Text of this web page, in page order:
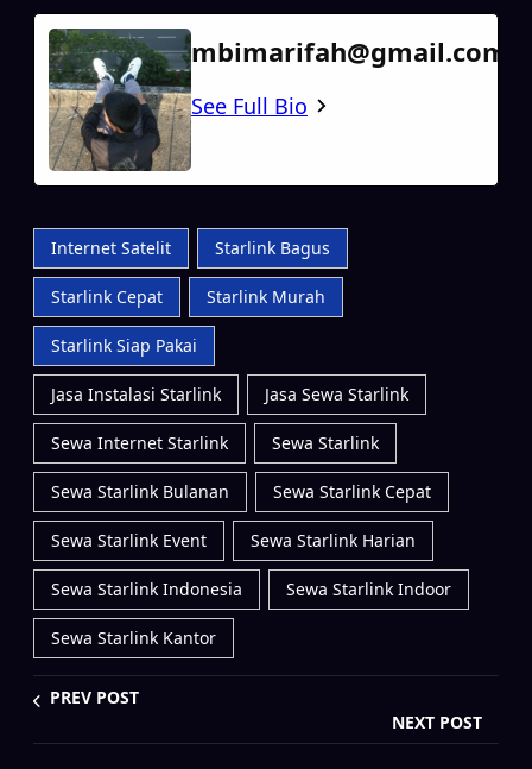
mbimarifah@gmail.com
See Full Bio
Internet Satelit Starlink Bagus
Starlink Cepat Starlink Murah
Starlink Siap Pakai
Jasa Instalasi Starlink Jasa Sewa Starlink
Sewa Internet Starlink Sewa Starlink
Sewa Starlink Bulanan Sewa Starlink Cepat
Sewa Starlink Event Sewa Starlink Harian
Sewa Starlink Indonesia Sewa Starlink Indoor
Sewa Starlink Kantor
PREV POST
NEXT POST